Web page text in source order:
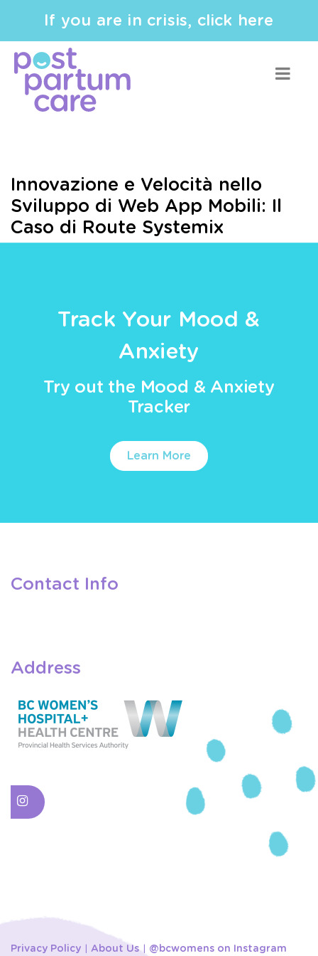
If you are in crisis, click here
Innovazione e Velocità nello
Sviluppo di Web App Mobili: Il
Caso di Route Systemix
Track Your Mood &
Anxiety
Try out the Mood & Anxiety
Tracker
Learn More
Contact Info
Address
Privacy Policy About Us @bcwomens on Instagram